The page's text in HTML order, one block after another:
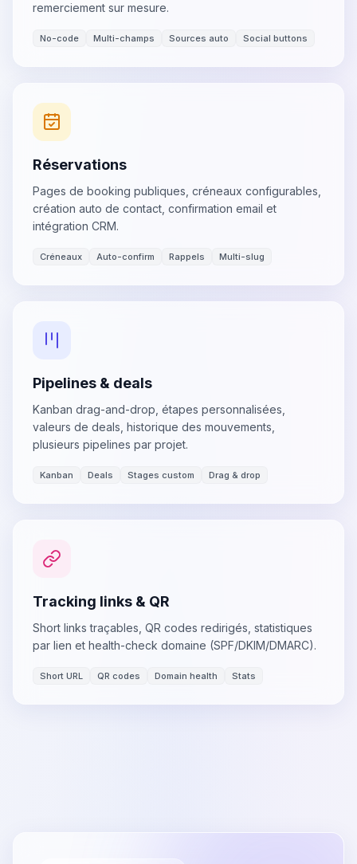
remerciement sur mesure.
No-code Multi-champs Sources auto Social buttons
Réservations
Pages de booking publiques, créneaux configurables,
création auto de contact, confirmation email et
intégration CRM.
Créneaux Auto-confirm Rappels Multi-slug
Pipelines & deals
Kanban drag-and-drop, étapes personnalisées,
valeurs de deals, historique des mouvements,
plusieurs pipelines par projet.
Kanban Deals Stages custom Drag & drop
Tracking links & QR
Short links traçables, QR codes redirigés, statistiques
par lien et health-check domaine (SPF/DKIM/DMARC).
Short URL QR codes Domain health Stats